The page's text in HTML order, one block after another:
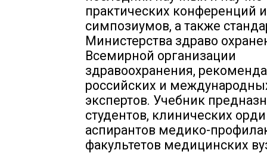
практических конференций и
симпозиумов, а также
Министерства здраво
Всемирной организации
здравоохранения,
российских и
экспертов. Учебник
студентов, клинических
аспирантов медико-
факультетов медицинских